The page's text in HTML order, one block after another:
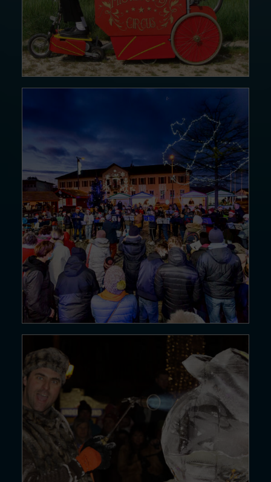
14DÉC24
Ouverture…
Lire la suite